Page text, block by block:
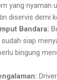
yang nyaman
diservis demi
Bandara:
siap
bingung